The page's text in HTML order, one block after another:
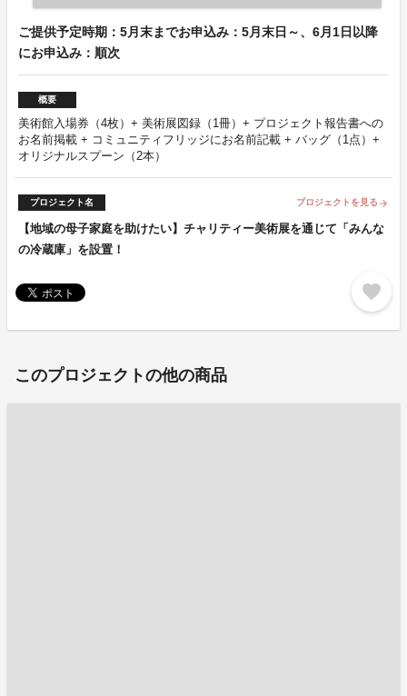
ご提供予定時期：5月末までお申込み：5月末日～、6月1日以降
にお申込み：順次
概要
美術館入場券（4枚）+ 美術展図録（1冊）+ プロジェクト報告書への
お名前掲載 + コミュニティフリッジにお名前記載 + バッグ（1点）+
オリジナルスプーン（2本）
プロジェクト名 プロジェクトを見る arrow_forward
【地域の母子家庭を助けたい】チャリティー美術展を通じて「みんな
の冷蔵庫」を設置！
favorite
このプロジェクトの他の商品